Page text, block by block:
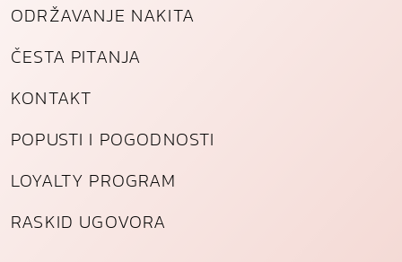
n
a
ODRŽAVANJE NAKITA
ČESTA PITANJA
KONTAKT
POPUSTI I POGODNOSTI
LOYALTY PROGRAM
RASKID UGOVORA